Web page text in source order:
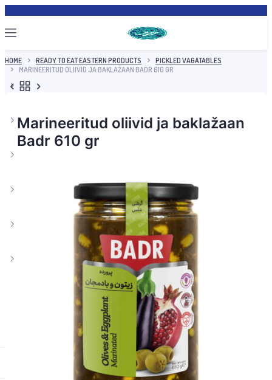
HOME READY TO EAT EASTERN PRODUCTS
PICKLED VAGATABLES
MARINEERITUD OLIIVID JA BAKLAŽAAN BADR 610 GR
Marineeritud oliivid ja baklažaan
Badr 610 gr